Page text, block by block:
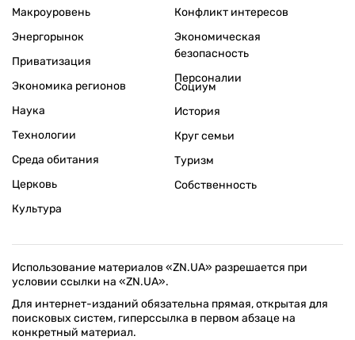
Макроуровень
Энергорынок
Приватизация
Экономика регионов
Конфликт интересов
Экономическая
безопасность
Персоналии
Наука
Технологии
Среда обитания
Церковь
Культура
Социум
История
Круг семьи
Туризм
Собственность
Использование материалов «ZN.UA» разрешается при
условии ссылки на «ZN.UA».
Для интернет-изданий обязательна прямая, открытая для
поисковых систем, гиперссылка в первом абзаце на
конкретный материал.